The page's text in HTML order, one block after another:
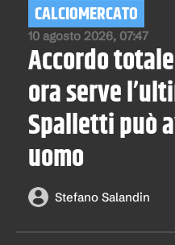
10 agosto 2026, 07:47
CALCIOMERCATO
Accordo
ora serve
Spalletti può
uomo
Stefano Salandin